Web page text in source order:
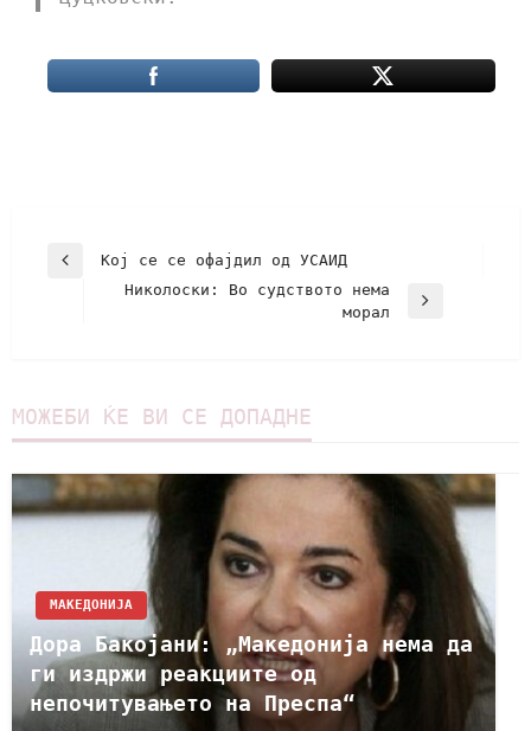
Кој се се офајдил од УСАИД
Николоски: Во судството нема
морал
МОЖЕБИ ЌЕ ВИ СЕ ДОПАДНЕ
МАКЕДОНИЈА
Дора Бакојани: „Македонија нема да
ги издржи реакциите од
непочитувањето на Преспа“